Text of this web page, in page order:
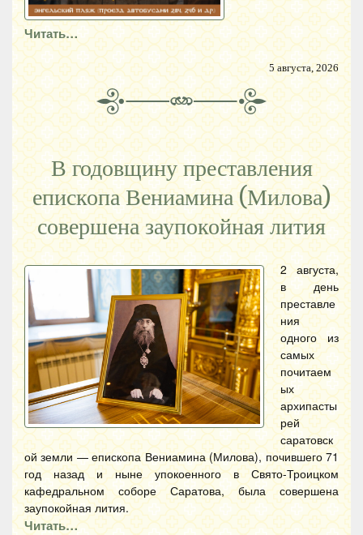
Читать…
5 августа, 2026
В годовщину преставления
епископа Вениамина (Милова)
совершена заупокойная лития
2 августа,
в день
преставле
ния
одного из
самых
почитаем
ых
архипасты
рей
саратовск
ой земли — епископа Вениамина (Милова), почившего 71
год назад и ныне упокоенного в Свято-Троицком
кафедральном соборе Саратова, была совершена
заупокойная лития.
Читать…